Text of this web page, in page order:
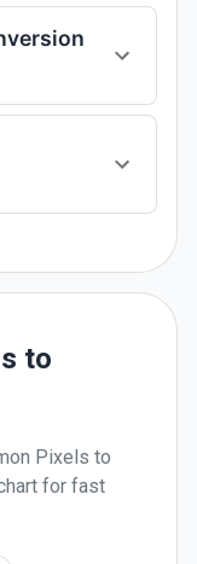
to
Pixels to
for fast